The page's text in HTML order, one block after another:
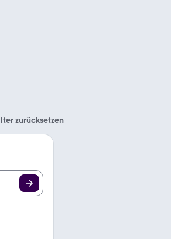
zurücksetzen